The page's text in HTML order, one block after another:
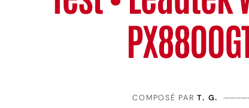
COMPOSÉ PART. G.